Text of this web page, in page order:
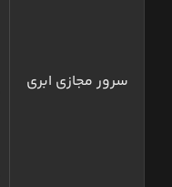
سرور مجازی ابری